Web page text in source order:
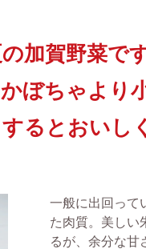
加賀野菜で
ぼちゃより
するとおいし
一般に出回って
た肉質。美しい
るが、余分な甘